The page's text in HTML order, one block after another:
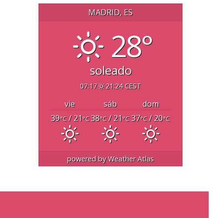
MADRID, ES
28°
soleado
07:17 21:24 CEST
vie sáb
dom
39°C/ 21°C38°C/ 21°C 37°C/ 20°C
powered byWeather Atlas